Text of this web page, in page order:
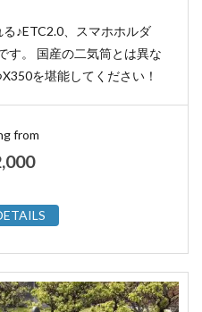
♪ETC2.0、スマホホルダ
す。 国産の二気筒とは異な
を堪能してください！
from